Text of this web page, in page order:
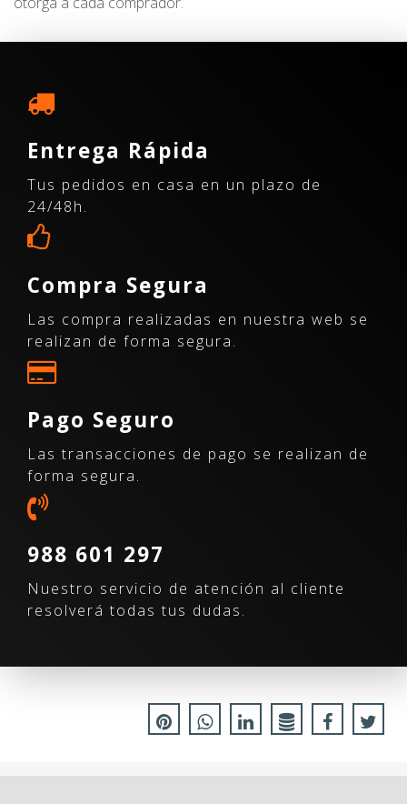
Entrega Rápida
Tus pedidos en casa en un plazo de
24/48h.
Compra Segura
Las compra realizadas en nuestra web se
realizan de forma segura.
Pago Seguro
Las transacciones de pago se realizan de
forma segura.
988 601 297
Nuestro servicio de atención al cliente
resolverá todas tus dudas.